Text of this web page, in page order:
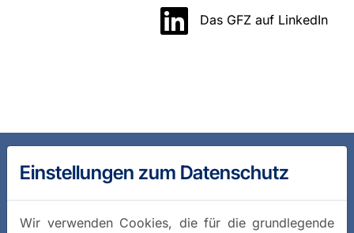
Das GFZ auf LinkedIn
Einstellungen zum Datenschutz
Wir verwenden Cookies, die für die grundlegende